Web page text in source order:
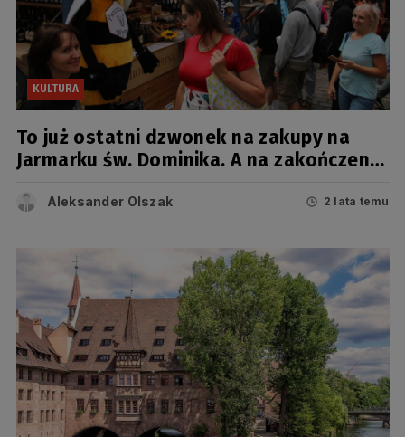
KULTURA
To już ostatni dzwonek na zakupy na
Jarmarku św. Dominika. A na zakończenie
Aleksander Olszak 2 lata temu